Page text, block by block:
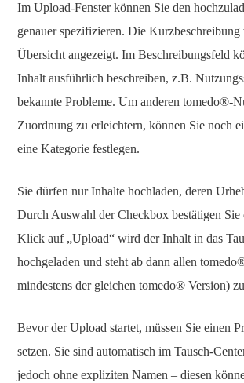
Im Upload-Fenster können Sie den
genauer spezifizieren. Die
Übersicht angezeigt. Im Beschreibungsfeld
Inhalt ausführlich beschreiben, z.B.
bekannte Probleme. Um anderen tomedo®-
Zuordnung zu erleichtern, können Sie noch
eine Kategorie festlegen.
Sie dürfen nur Inhalte hochladen, deren
Durch Auswahl der Checkbox bestätigen Sie
Klick auf „Upload“ wird der Inhalt in das
hochgeladen und steht ab dann allen
mindestens der gleichen tomedo® Version)
Bevor der Upload startet, müssen Sie einen
setzen. Sie sind automatisch im Tausch-
jedoch ohne expliziten Namen – diesen